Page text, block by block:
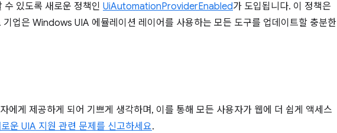
수 있도록 새로운 정책인 UiAutomationProviderEnabled가 도입됩니다. 이 정책은
업은 Windows UIA 에뮬레이션 레이어를 사용하는 모든 도구를 업데이트할 충분한
게 제공하게 되어 기쁘게 생각하며, 이를 통해 모든 사용자가 웹에 더 쉽게 액세스
운 UIA 지원 관련 문제를 신고하세요.